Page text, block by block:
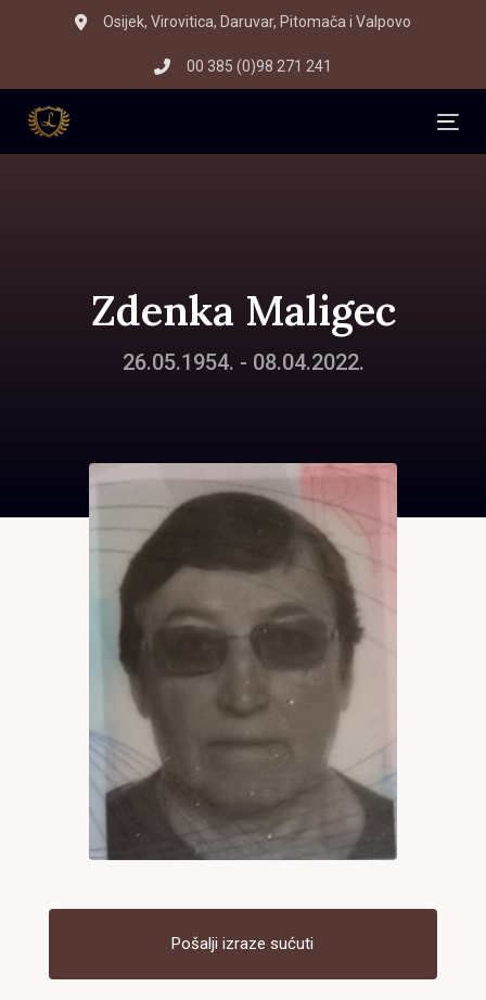
navigation
to
Osijek, Virovitica, Daruvar, Pitomača i Valpovo
00 385 (0)98 271 241
Zdenka Maligec
26.05.1954. - 08.04.2022.
Pošalji izraze sućuti